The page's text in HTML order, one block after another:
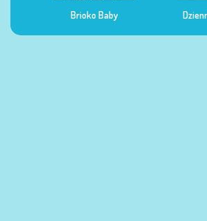
Dzienniczek ciąży